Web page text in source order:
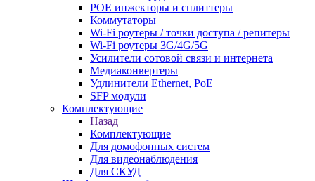
POE инжекторы и сплиттеры
Коммутаторы
Wi-Fi роутеры / точки доступа / репитеры
Wi-Fi роутеры 3G/4G/5G
Усилители сотовой связи и интернета
Медиаконвертеры
Удлинители Ethernet, PoE
SFP модули
Комплектующие
Назад
Комплектующие
Для домофонных систем
Для видеонаблюдения
Для СКУД